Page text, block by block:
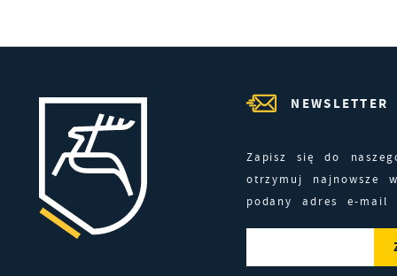
NEWSLETTER
Zapisz się do
otrzymuj najnowsze
podany adres e-mail